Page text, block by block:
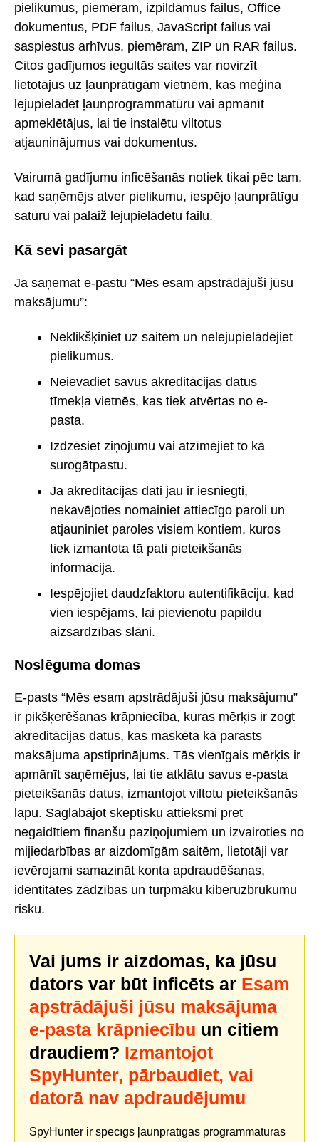
pielikumus, piemēram, izpildāmus failus, Office
dokumentus, PDF failus, JavaScript failus vai
saspiestus arhīvus, piemēram, ZIP un RAR failus.
Citos gadījumos iegultās saites var novirzīt
lietotājus uz ļaunprātīgām vietnēm, kas mēģina
lejupielādēt ļaunprogrammatūru vai apmānīt
apmeklētājus, lai tie instalētu viltotus
atjauninājumus vai dokumentus.
Vairumā gadījumu inficēšanās notiek tikai pēc tam,
kad saņēmējs atver pielikumu, iespējo ļaunprātīgu
saturu vai palaiž lejupielādētu failu.
Kā sevi pasargāt
Ja saņemat e-pastu “Mēs esam apstrādājuši jūsu
maksājumu”:
Neklikšķiniet uz saitēm un nelejupielādējiet
pielikumus.
Neievadiet savus akreditācijas datus
tīmekļa vietnēs, kas tiek atvērtas no e-
pasta.
Izdzēsiet ziņojumu vai atzīmējiet to kā
surogātpastu.
Ja akreditācijas dati jau ir iesniegti,
nekavējoties nomainiet attiecīgo paroli un
atjauniniet paroles visiem kontiem, kuros
tiek izmantota tā pati pieteikšanās
informācija.
Iespējojiet daudzfaktoru autentifikāciju, kad
vien iespējams, lai pievienotu papildu
aizsardzības slāni.
Noslēguma domas
E-pasts “Mēs esam apstrādājuši jūsu maksājumu”
ir pikšķerēšanas krāpniecība, kuras mērķis ir zogt
akreditācijas datus, kas maskēta kā parasts
maksājuma apstiprinājums. Tās vienīgais mērķis ir
apmānīt saņēmējus, lai tie atklātu savus e-pasta
pieteikšanās datus, izmantojot viltotu pieteikšanās
lapu. Saglabājot skeptisku attieksmi pret
negaidītiem finanšu paziņojumiem un izvairoties no
mijiedarbības ar aizdomīgām saitēm, lietotāji var
ievērojami samazināt konta apdraudēšanas,
identitātes zādzības un turpmāku kiberuzbrukumu
risku.
Vai jums ir aizdomas, ka jūsu
dators var būt inficēts ar Esam
apstrādājuši jūsu maksājuma
e-pasta krāpniecību un citiem
draudiem? Izmantojot
SpyHunter, pārbaudiet, vai
datorā nav apdraudējumu
SpyHunter ir spēcīgs ļaunprātīgas programmatūras